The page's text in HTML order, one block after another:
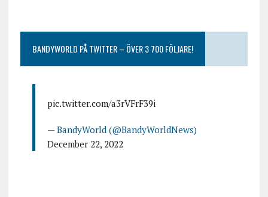
BANDYWORLD PÅ TWITTER – ÖVER 3 700 FÖLJARE!
pic.twitter.com/a3rVFrF39i
— BandyWorld (@BandyWorldNews)
December 22, 2022